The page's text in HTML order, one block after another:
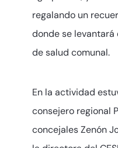
regalando un
donde se
de salud comunal.
En la actividad
consejero regional
concejales Zenón